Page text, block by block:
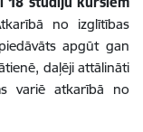
no izglītības
apgūt gan
daļēji attālināti
variē atkarībā no